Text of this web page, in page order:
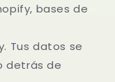
bases de
Tus datos se
detrás de